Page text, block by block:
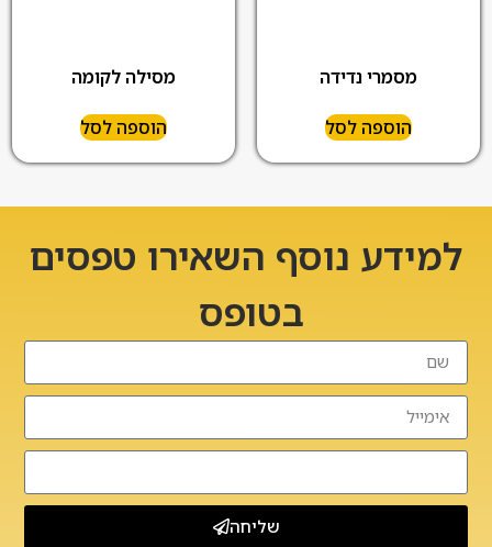
מסמרי נדידה
הוספה לסל
מסילה לקומה
הוספה לסל
למידע נוסף השאירו טפסים
בטופס
שליחה